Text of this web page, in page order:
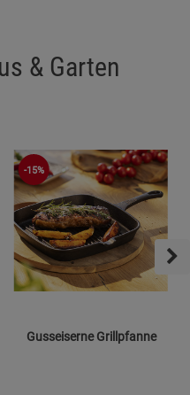
& Garten
-15%
Gusseiserne Grillpfanne